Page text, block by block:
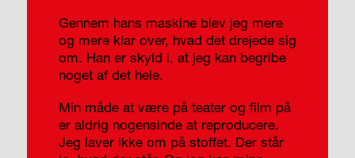
Gennem hans maskine blev jeg mere
og mere klar over, hvad det drejede sig
om. Han er skyld i, at jeg kan begribe
noget af det hele.
Min måde at være på teater og film på
er aldrig nogensinde at reproducere.
Jeg laver ikke om på stoffet. Der står